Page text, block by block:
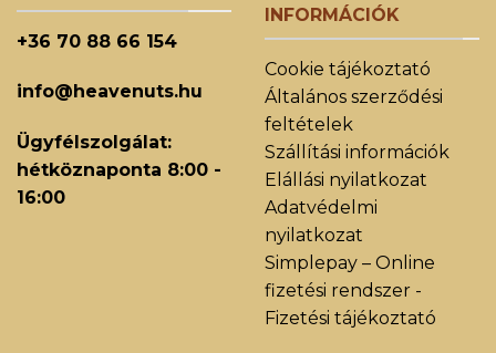
+36 70 88 66 154
info@heavenuts.hu
Ügyfélszolgálat:
hétköznaponta 8:00 -
16:00
INFORMÁCIÓK
Cookie tájékoztató
Általános szerződési
feltételek
Szállítási információk
Elállási nyilatkozat
Adatvédelmi
nyilatkozat
Simplepay – Online
fizetési rendszer -
Fizetési tájékoztató